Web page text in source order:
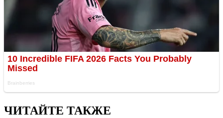
ЧИТАЙТЕ ТАКЖЕ